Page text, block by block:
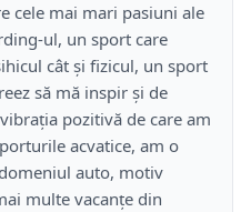
cele mai mari pasiuni ale
ul, un sport care
cât și fizicul, un sport
să mă inspir și de
pozitivă de care am
acvatice, am o
auto, motiv
multe vacanțe din